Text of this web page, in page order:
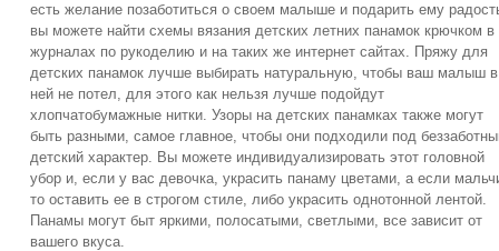
есть желание позаботиться о своем малыше и подарить ему
вы можете найти схемы вязания детских летних панамок крючком в
журналах по рукоделию и на таких же интернет сайтах. Пряжу для
детских панамок лучше выбирать натуральную, чтобы ваш малыш в
ней не потел, для этого как нельзя лучше подойдут
хлопчатобумажные нитки. Узоры на детских панамках также могут
быть разными, самое главное, чтобы они подходили под
детский характер. Вы можете индивидуализировать этот головной
убор и, если у вас девочка, украсить панаму цветами, а если
то оставить ее в строгом стиле, либо украсить однотонной лентой.
Панамы могут быт яркими, полосатыми, светлыми, все зависит от
вашего вкуса.